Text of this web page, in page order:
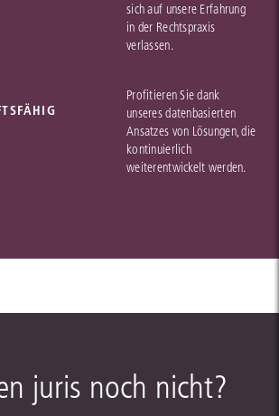
sich auf unsere Erfahrung
in der Rechtspraxis
verlassen.
Profitieren Sie dank
unseres datenbasierten
Ansatzes von Lösungen, die
kontinuierlich
weiterentwickelt werden.
juris noch nicht?